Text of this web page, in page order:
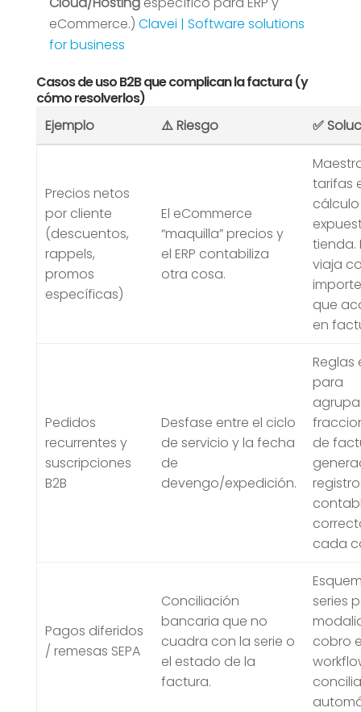
eCommerce.) Clavei | Software solutions
for business
Casos de uso B2B que complican la factura (y
cómo resolverlos)
Ejemplo
⚠️ Riesgo ✅
Precios netos
por cliente
(descuentos,
rappels,
promos
específicas)
El eCommerce
“maquilla” precios y
el ERP contabiliza
otra cosa.
tarifas
tienda.
viaja
que
en
Pedidos
recurrentes y
suscripciones
B2B
Desfase entre el ciclo
de servicio y la fecha
de
devengo/expedición.
Reglas
para
de
cada
Pagos diferidos
/ remesas SEPA
Conciliación
bancaria que no
cuadra con la serie o
el estado de la
factura.
series
cobro